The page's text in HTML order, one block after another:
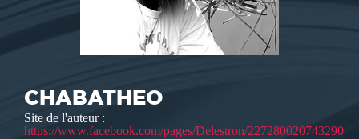
CHABATHEO
Site de l'auteur :
https://www.facebook.com/pages/Delestron/227280020743290